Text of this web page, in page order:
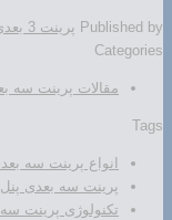
Published by پرینت 3 بعدی
Categories
مقالات پرینت سه
Tags
انواع پرینت سه
پرینت سه بعدی
تکنولوژی پرینت